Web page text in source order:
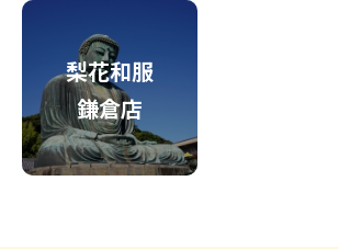
梨花和服
鎌倉店